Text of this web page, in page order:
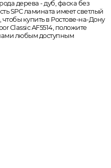
дерева - дуб, фаска без
SPC ламината имеет светлый
чтобы купить в Ростове-на-Дону
Classic AF5514, положите
любым доступным